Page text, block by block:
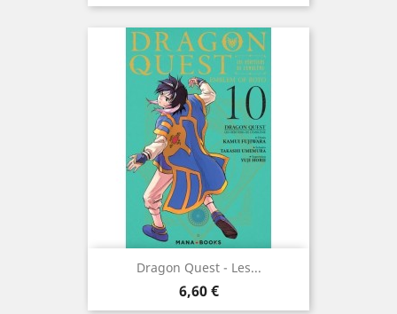
Dragon Quest - Les...
Prix
6,60 €